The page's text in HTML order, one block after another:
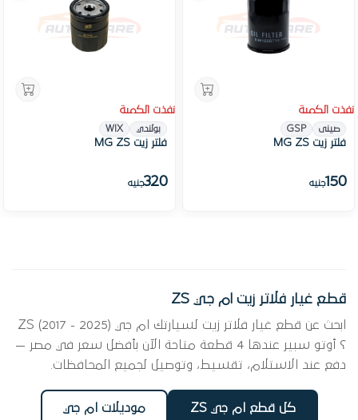
نفذت الكمية
صينى GSP
فلتر زيت MG ZS
150جنيه
نفذت الكمية
بولندي WIX
فلتر زيت MG ZS
320جنيه
قطع غيار فلاتر زيت ام جي ZS
ابحث عن قطع غيار فلاتر زيت لسيارتك ام جي ZS (2017 - 2025)
؟ أوتو سبير عندها 4 قطعة متاحة الآن بأفضل سعر في مصر —
دفع عند الاستلام، تقسيط، وتوصيل لجميع المحافظات.
كل قطع ام جي ZS موديلات ام جي